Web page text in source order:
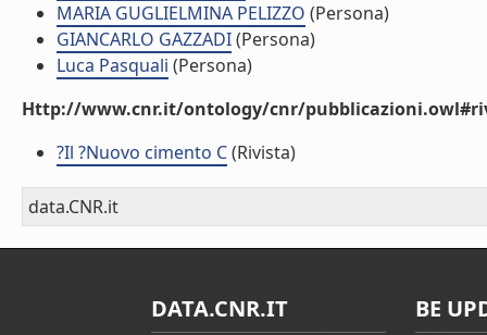
MARIA GUGLIELMINA PELIZZO (Persona)
GIANCARLO GAZZADI(Persona)
Luca Pasquali (Persona)
Http://www.cnr.it/ontology/cnr/
?Il ?Nuovo cimento C(Rivista)
data.CNR.it
DATA.CNR.IT BE